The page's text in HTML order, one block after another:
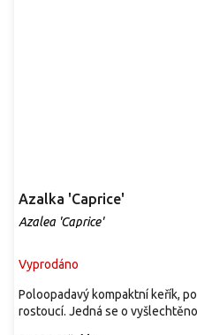
Azalka 'Caprice'
Azalea 'Caprice'
Vyprodáno
Poloopadavý kompaktní keřík,
rostoucí. Jedná se o